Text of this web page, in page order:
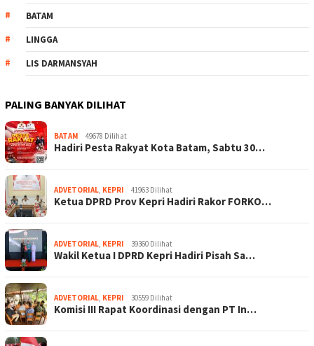
BATAM
LINGGA
LIS DARMANSYAH
PALING BANYAK DILIHAT
BATAM 49678 Dilihat
Hadiri Pesta Rakyat Kota Batam, Sabtu 30…
ADVETORIAL, KEPRI 41963 Dilihat
Ketua DPRD Prov Kepri Hadiri Rakor FORKO…
ADVETORIAL, KEPRI 39360 Dilihat
Wakil Ketua I DPRD Kepri Hadiri Pisah Sa…
ADVETORIAL, KEPRI 30559 Dilihat
Komisi III Rapat Koordinasi dengan PT In…